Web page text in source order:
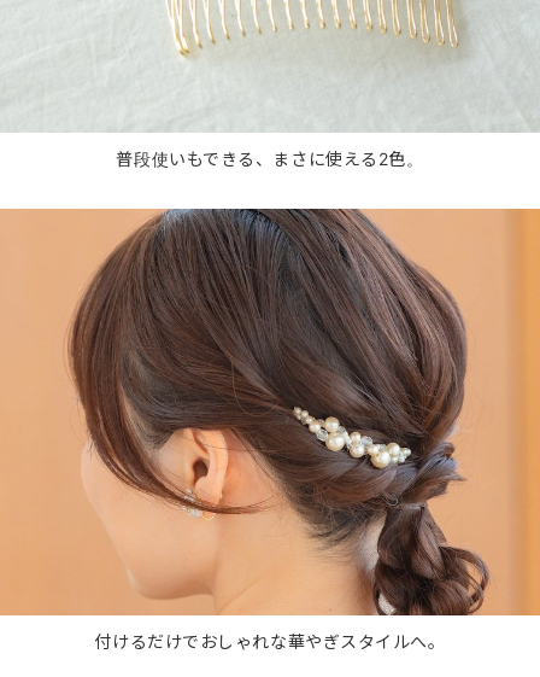
普段使いもできる、まさに使える2色。
付けるだけでおしゃれな華やぎスタイルへ。